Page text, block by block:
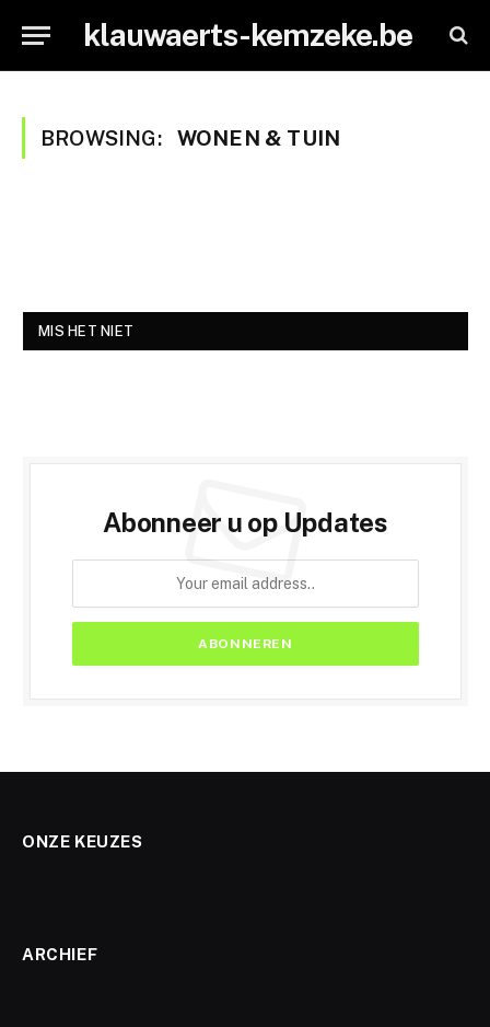
klauwaerts-kemzeke.be
BROWSING: WONEN & TUIN
MIS HET NIET
Abonneer u op Updates
ONZE KEUZES
ARCHIEF